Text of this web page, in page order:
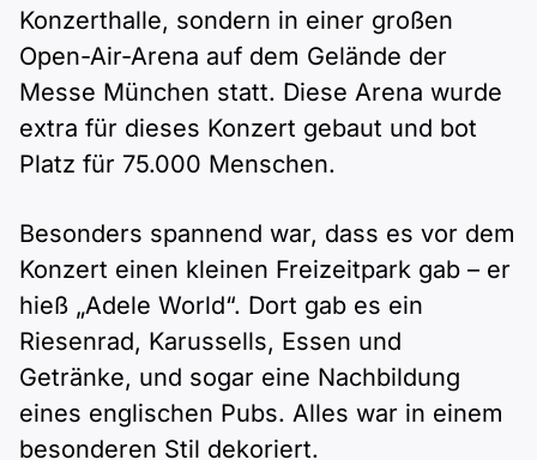
Konzerthalle, sondern in einer großen
Open-Air-Arena auf dem Gelände der
Messe München statt. Diese Arena wurde
extra für dieses Konzert gebaut und bot
Platz für 75.000 Menschen.
Besonders spannend war, dass es vor dem
Konzert einen kleinen Freizeitpark gab – er
hieß „Adele World“. Dort gab es ein
Riesenrad, Karussells, Essen und
Getränke, und sogar eine Nachbildung
eines englischen Pubs. Alles war in einem
besonderen Stil dekoriert.